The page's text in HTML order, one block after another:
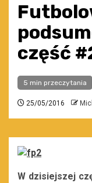
część
5 min przeczytania
25/05/2016
W dzisiejszej